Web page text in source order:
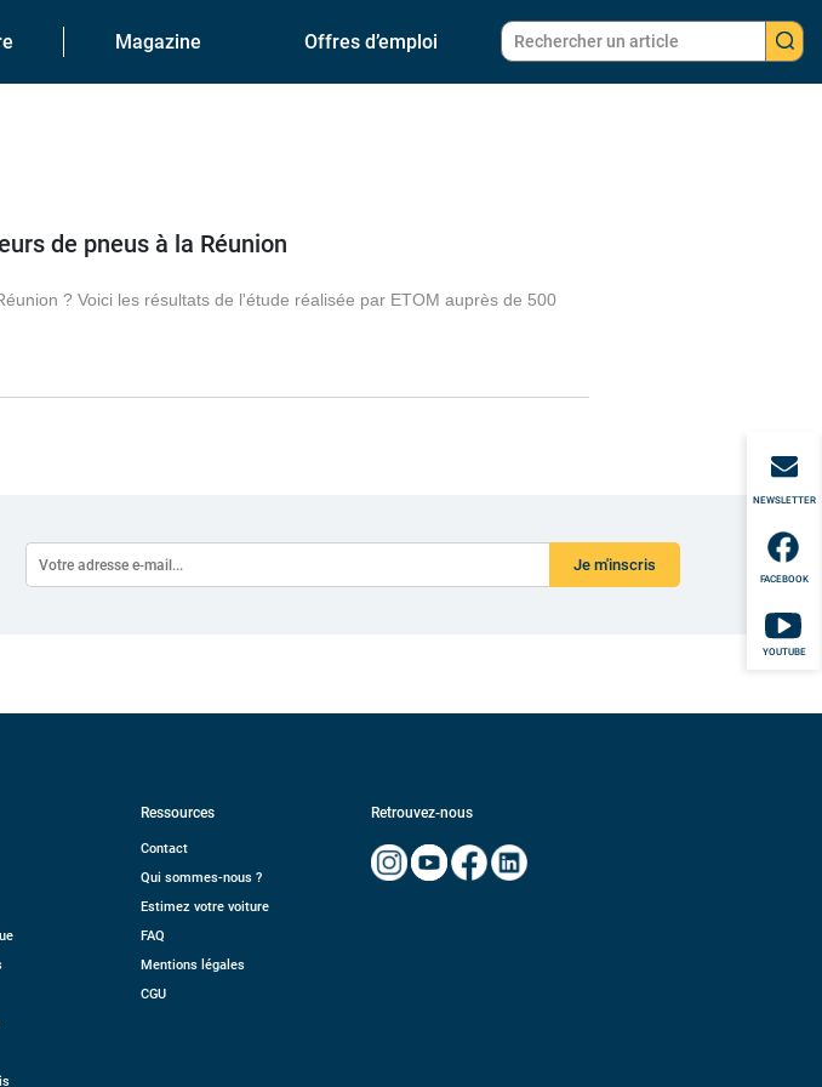
Magazine Offres d’emploi
NEWSLETTER
FACEBOOK
YOUTUBE
de pneus à la Réunion
? Voici les résultats de l'étude réalisée par ETOM auprès de 500
Je m'inscris
Ressources
Contact
Qui sommes-nous ?
Estimez votre voiture
FAQ
Mentions légales
CGU
Retrouvez-nous